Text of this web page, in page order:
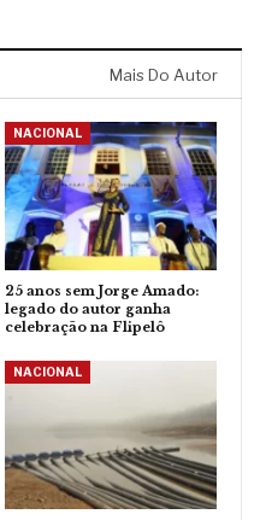
Mais Do Autor
NACIONAL
25 anos sem Jorge Amado:
legado do autor ganha
celebração na Flipelô
NACIONAL